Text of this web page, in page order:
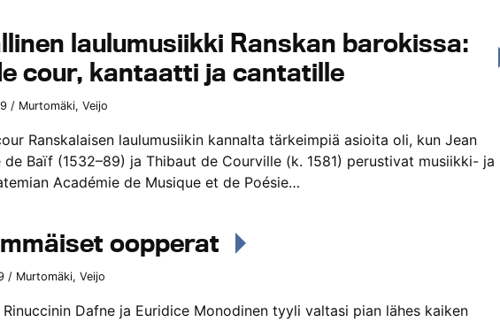
laulumusiikki Ranskan barokissa:
cour, kantaatti ja cantatille
/ Murtomäki, Veijo
Ranskalaisen laulumusiikin kannalta tärkeimpiä asioita oli, kun Jean
de Baïf (1532–89) ja Thibaut de Courville (k. 1581) perustivat musiikki- ja
Académie de Musique et de Poésie…
oopperat
/ Murtomäki, Veijo
Rinuccinin Dafne ja Euridice Monodinen tyyli valtasi pian lähes kaiken